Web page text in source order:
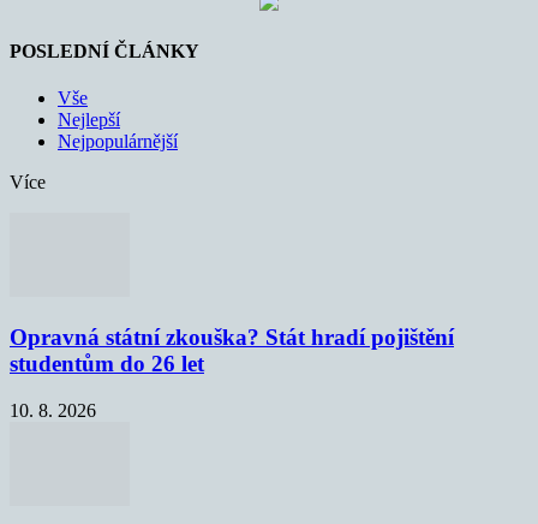
POSLEDNÍ ČLÁNKY
Vše
Nejlepší
Nejpopulárnější
Více
Opravná státní zkouška? Stát hradí pojištění
studentům do 26 let
10. 8. 2026